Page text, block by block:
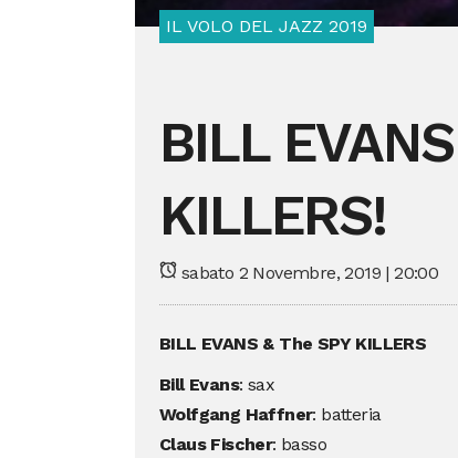
IL VOLO DEL JAZZ 2019
BILL
KILLERS!
sabato 2 Novembre, 2019 | 20:00
BILL EVANS & The SPY KILLERS
Bill Evans: sax
Wolfgang Haffner: batteria
Claus Fischer: basso